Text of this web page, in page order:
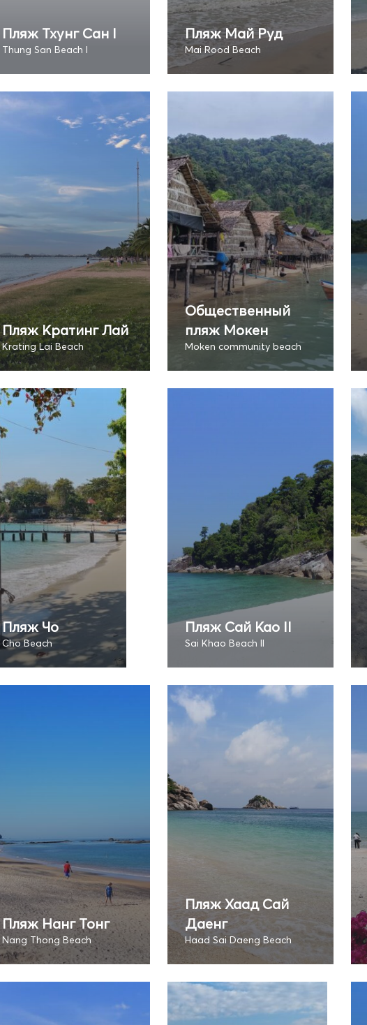
Пляж Тхунг Сан I
Thung San Beach I
Пляж Май Руд
Mai Rood Beach
Пляж Кратинг Лай
Krating Lai Beach
Общественный
пляж Мокен
Moken community beach
Пляж Чо
Cho Beach
Пляж Сай Као II
Sai Khao Beach II
Пляж Нанг Тонг
Nang Thong Beach
Пляж Хаад Сай
Даенг
Haad Sai Daeng Beach